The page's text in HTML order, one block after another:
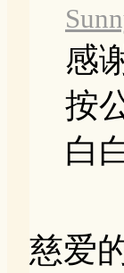
感
按
白
慈爱